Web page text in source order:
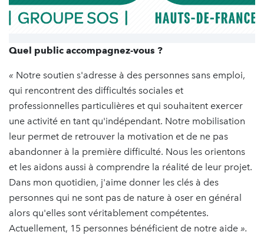
Quel public accompagnez-vous ?
« Notre soutien s'adresse à des personnes sans emploi,
qui rencontrent des difficultés sociales et
professionnelles particulières et qui souhaitent exercer
une activité en tant qu'indépendant. Notre mobilisation
leur permet de retrouver la motivation et de ne pas
abandonner à la première difficulté. Nous les orientons
et les aidons aussi à comprendre la réalité de leur projet.
Dans mon quotidien, j'aime donner les clés à des
personnes qui ne sont pas de nature à oser en général
alors qu'elles sont véritablement compétentes.
Actuellement, 15 personnes bénéficient de notre aide ».